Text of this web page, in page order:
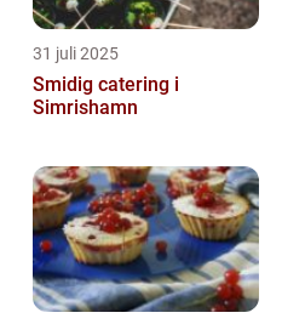
31 juli 2025
Smidig catering i
Simrishamn